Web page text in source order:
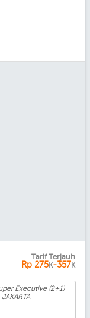
Tarif Terjauh
Rp 275K-357K
Executive (2+1)